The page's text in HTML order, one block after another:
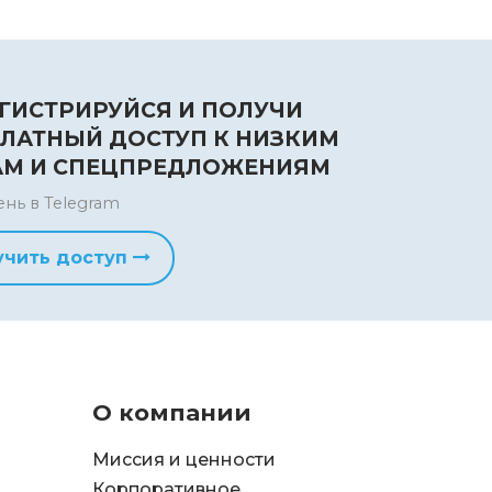
И ПОЛУЧИ
ДОСТУП К НИЗКИМ
И СПЕЦПРЕДЛОЖЕНИЯМ
в Telegram
доступ
О компании
Миссия и ценности